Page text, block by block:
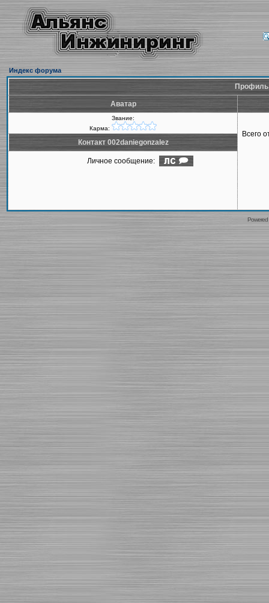
Индекс форума
Профиль
Аватар
Звание:
Карма:
Всего
Контакт 002daniegonzalez
Личное сообщение: